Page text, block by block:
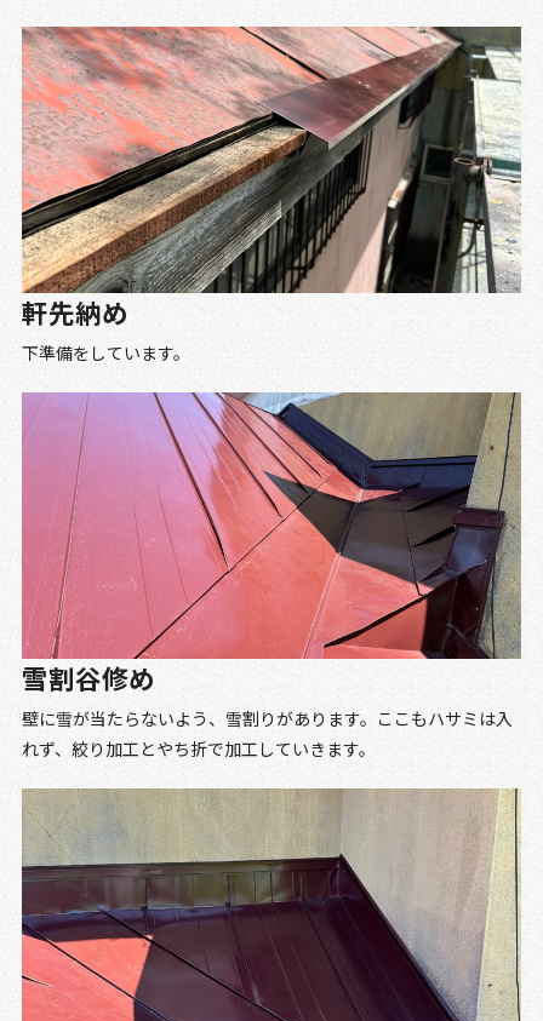
軒先納め
下準備をしています。
雪割谷修め
壁に雪が当たらないよう、雪割りがあります。ここもハサミは入
れず、絞り加工とやち折で加工していきます。